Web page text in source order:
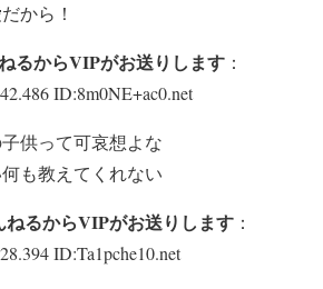
から！
るからVIPがお送りします ：
ID:8m0NE+ac0.net
供って可哀想よな
も教えてくれない
ねるからVIPがお送りします ：
ID:Ta1pche10.net